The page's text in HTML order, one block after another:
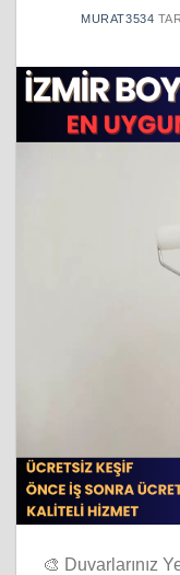
MURAT3534
🎨 Duvarlarınız